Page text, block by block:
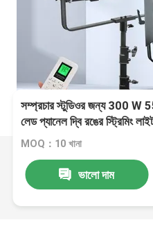
সম্প্রচার স্টুডিওর জন্য 300 W
লেড প্যানেল দ্বি রঙের স্ট্রিমিং
MOQ：10 খানা
ভালো দাম